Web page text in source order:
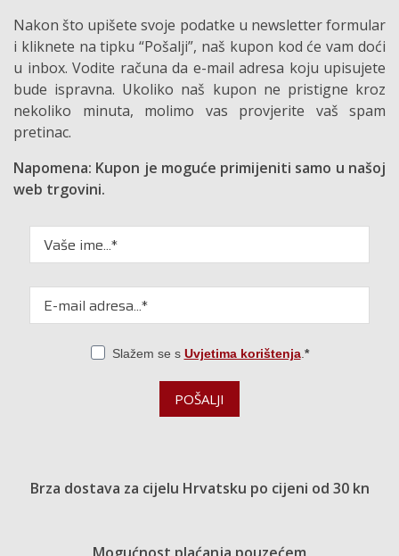
Nakon što upišete svoje podatke u newsletter formular
i kliknete na tipku “Pošalji”, naš kupon kod će vam doći
u inbox. Vodite računa da e-mail adresa koju upisujete
bude ispravna. Ukoliko naš kupon ne pristigne kroz
nekoliko minuta, molimo vas provjerite vaš spam
pretinac.
Napomena: Kupon je moguće primijeniti samo u našoj
web trgovini.
Slažem se s Uvjetima korištenja.
POŠALJI
Brza dostava za cijelu Hrvatsku po cijeni od 30 kn